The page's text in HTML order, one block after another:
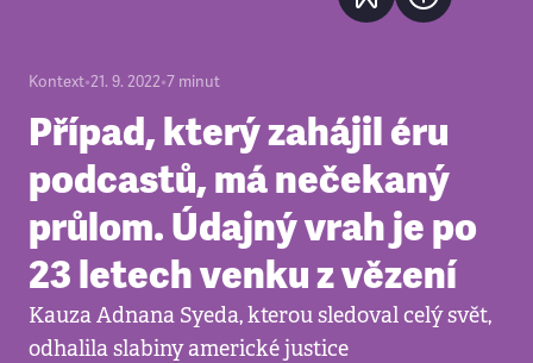
Kontext•21. 9. 2022•7 minut
Případ, který zahájil éru
podcastů, má nečekaný
průlom. Údajný vrah je po
23 letech venku z vězení
Kauza Adnana Syeda, kterou sledoval celý svět,
odhalila slabiny americké justice